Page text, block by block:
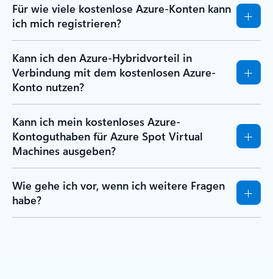
Für wie viele kostenlose Azure-Konten kann
ich mich registrieren?
Kann ich den Azure-Hybridvorteil in
Verbindung mit dem kostenlosen Azure-
Konto nutzen?
Kann ich mein kostenloses Azure-
Kontoguthaben für Azure Spot Virtual
Machines ausgeben?
Wie gehe ich vor, wenn ich weitere Fragen
habe?